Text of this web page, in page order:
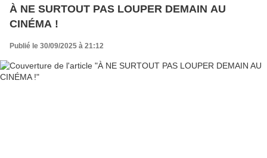
À NE SURTOUT PAS LOUPER DEMAIN AU
CINÉMA !
Publié le 30/09/2025 à 21:12